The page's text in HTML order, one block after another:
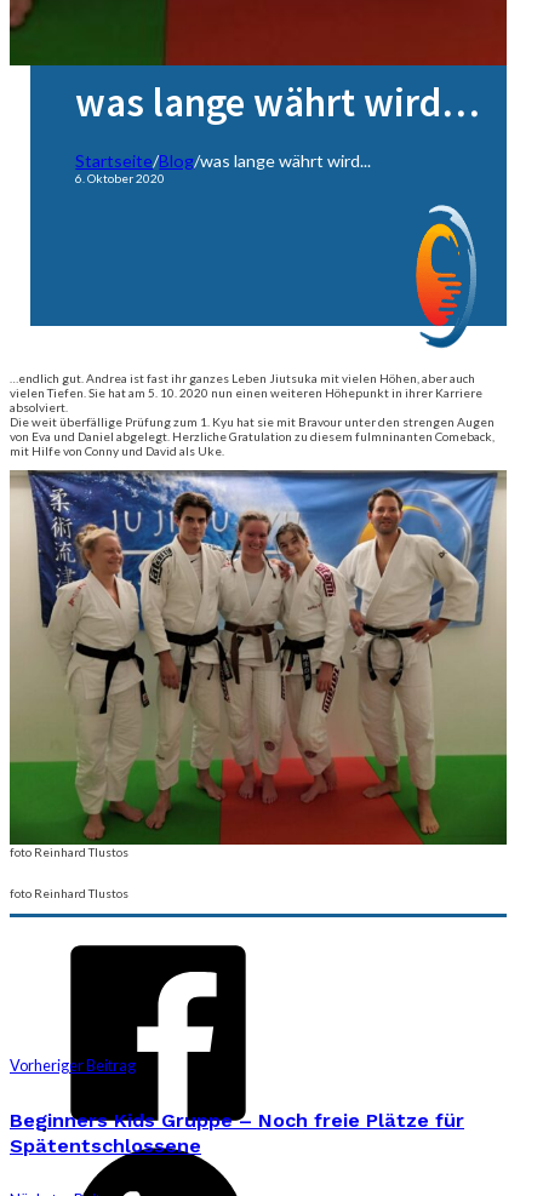
was lange währt wird…
Startseite/Blog/was lange währt wird...
6. Oktober 2020
…endlich gut. Andrea ist fast ihr ganzes Leben Jiutsuka mit vielen Höhen, aber auch
vielen Tiefen. Sie hat am 5. 10. 2020 nun einen weiteren Höhepunkt in ihrer Karriere
absolviert.
Die weit überfällige Prüfung zum 1. Kyu hat sie mit Bravour unter den strengen Augen
von Eva und Daniel abgelegt. Herzliche Gratulation zu diesem fulmninanten Comeback,
mit Hilfe von Conny und David als Uke.
foto Reinhard Tlustos
foto Reinhard Tlustos
Vorheriger Beitrag
Beginners Kids Gruppe – Noch freie Plätze für
Spätentschlossene